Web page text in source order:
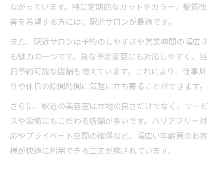
ながっています。特に定期的なカットやカラー、髪質改
善を希望する方には、駅近サロンが最適です。
また、駅近サロンは予約のしやすさや営業時間の幅広さ
も魅力の一つです。急な予定変更にも対応しやすく、当
日予約可能な店舗も増えています。これにより、仕事帰
りや休日の隙間時間に気軽に立ち寄ることができます。
さらに、駅近の美容室は立地の良さだけでなく、サービ
スや設備にもこだわる店舗が多いです。バリアフリー対
応やプライベート空間の確保など、幅広い年齢層のお客
様が快適に利用できる工夫が施されています。